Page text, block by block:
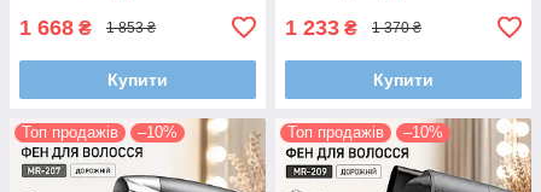
1 668 ₴ 1 853 ₴
Купити
1 233 ₴ 1 370 ₴
Купити
Топ продажів –10% Топ продажів –10%